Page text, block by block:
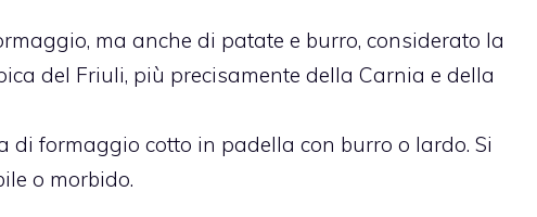
ma anche di patate e burro, considerato la
del Friuli, più precisamente della Carnia e della
formaggio cotto in padella con burro o lardo. Si
o morbido.